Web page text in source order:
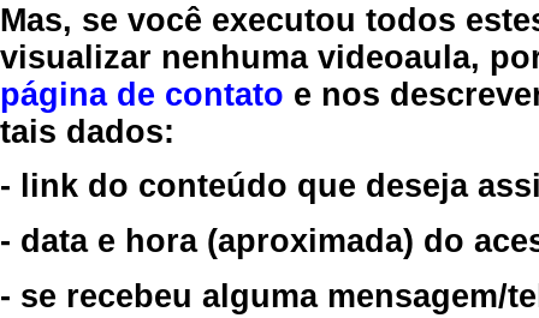
Mas, se você executou todos
visualizar nenhuma videoaula,
página de contato e nos
tais dados:
- link do conteúdo que deseja
- data e hora (aproximada) do
- se recebeu alguma mensagem/